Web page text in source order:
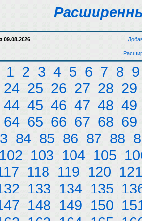
09.08.2026
1 2 3 4 5 6 7 8 9
24 25 26 27 28 29
44 45 46 47 48 49
64 65 66 67 68 69
84 85 86 87 88
102 103 104 105
118 119 120 121
133 134 135
148 149 150